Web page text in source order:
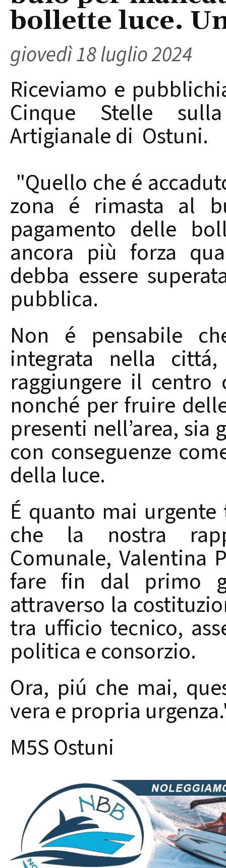
bollette luce.
giovedì 18 luglio 2024
Riceviamo e
Cinque Stelle
Artigianale di Ostuni.
"Quello che é
zona é rimasta al
pagamento delle
ancora più forza
debba essere
pubblica.
Non é pensabile
integrata nella
raggiungere il
nonché per fruire
presenti nell’area, sia
con conseguenze
della luce.
É quanto mai
che la nostra
Comunale, Valentina
fare fin dal primo
attraverso la
tra ufficio tecnico,
politica e consorzio.
Ora, piú che mai,
vera e propria
M5S Ostuni